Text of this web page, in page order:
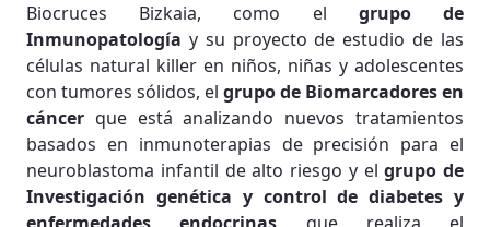
Biocruces Bizkaia, como el grupo de
Inmunopatología y su proyecto de estudio de las
células natural killer en niños, niñas y adolescentes
con tumores sólidos, el grupo de Biomarcadores en
cáncer que está analizando nuevos tratamientos
basados en inmunoterapias de precisión para el
neuroblastoma infantil de alto riesgo y elgrupo de
Investigación genética y control de diabetes y